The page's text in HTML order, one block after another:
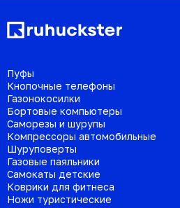
Пуфы
Кнопочные телефоны
Газонокосилки
Бортовые компьютеры
Саморезы и шурупы
Компрессоры автомобильные
Шуруповерты
Газовые паяльники
Самокаты детские
Коврики для фитнеса
Ножи туристические